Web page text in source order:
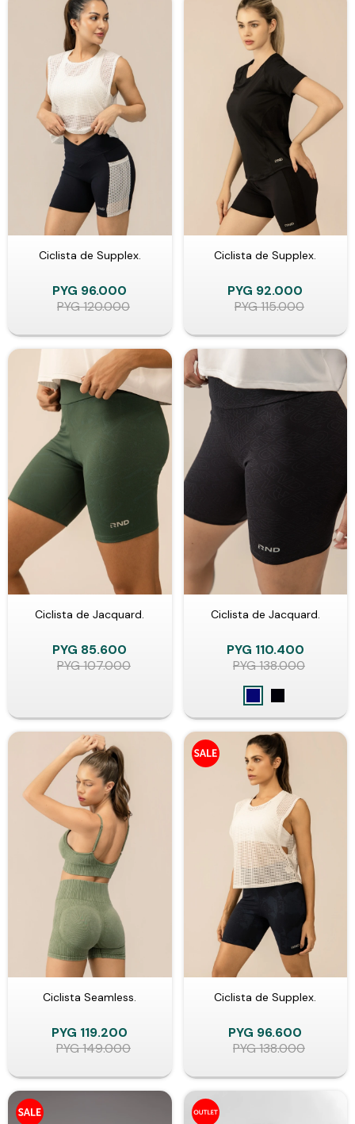
Ciclista de Supplex.
PYG 96.000
PYG120.000
Ciclista de Supplex.
PYG 92.000
PYG115.000
Ciclista de Jacquard.
PYG 85.600
PYG107.000
Ciclista de Jacquard.
PYG 110.400
PYG138.000
Ciclista Seamless.
PYG 119.200
PYG149.000
Ciclista de Supplex.
PYG 96.600
PYG138.000